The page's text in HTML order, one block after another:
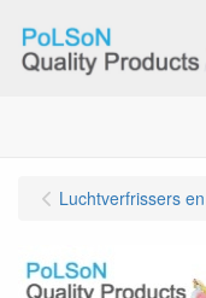
Luchtverfrissers